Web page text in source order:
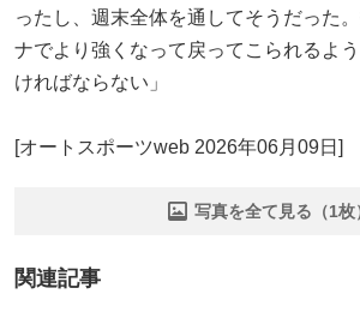
ったし、週末全体を通してそうだった
ナでより強くなって戻ってこられるよ
ければならない」
[オートスポーツweb 2026年06月09日]
写真を全て見る（1枚
関連記事